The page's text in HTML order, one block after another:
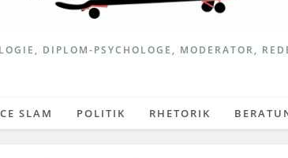
DIPLOM-PSYCHOLOGE, MODERATOR,
SLAM POLITIK RHETORIK